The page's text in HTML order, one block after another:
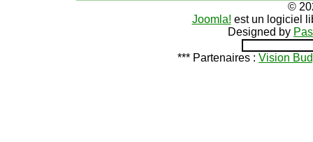
©
Joomla! est un logiciel
Designed by
*** Partenaires : Vision